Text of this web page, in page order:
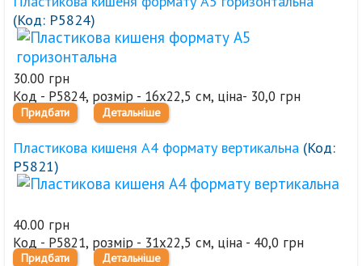
(Код: Р5824)
30.00 грн
Код - Р5824, розмір - 16х22,5 см, ціна- 30,0 грн
Придбати Детальніше
Пластикова кишеня А4 формату вертикальна (Код:
Р5821)
40.00 грн
Код - Р5821, розмір - 31х22,5 см, ціна - 40,0 грн
Придбати Детальніше